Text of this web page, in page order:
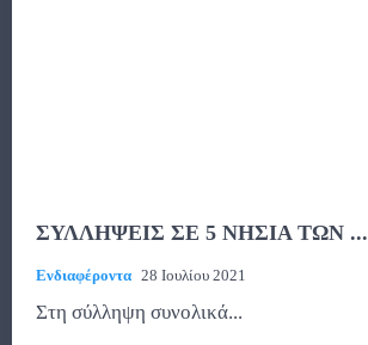
ΣΥΛΛΗΨΕΙΣ ΣΕ 5 ΝΗΣΙΑ ΤΩΝ ...
Ενδιαφέροντα 28 Ιουλίου 2021
Στη σύλληψη συνολικά...